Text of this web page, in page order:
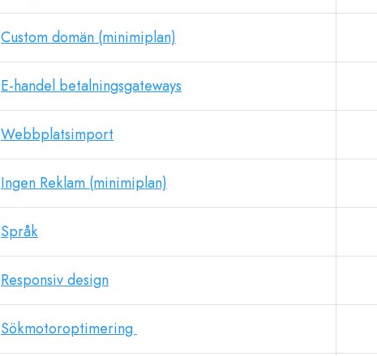
Custom domän (minimiplan)
E-handel betalningsgateways
Webbplatsimport
Ingen Reklam (minimiplan)
Språk
Responsiv design
Sökmotoroptimering